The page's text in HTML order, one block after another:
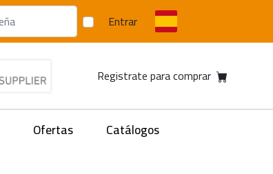
Entrar
Registrate para comprar
Ofertas
Catálogos